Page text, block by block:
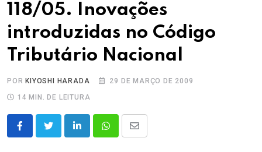
118/05. Inovações
introduzidas no Código
Tributário Nacional
POR KIYOSHI HARADA
29 DE MARÇO DE 2009
14 MIN. DE LEITURA
LinkedInWhatsappShare